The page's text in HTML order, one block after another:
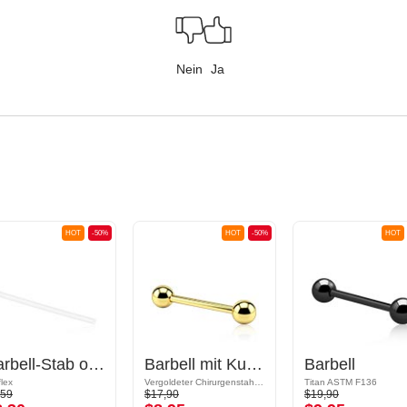
Nein Ja
-50%
HOT
Barbell-Stab ohne Gewinde (Bioflex, mehrere Farben)
-50%
HOT
Barbell mit Kugeln
$17,90
HOT
Barbell
Titan ASTM F136
$19,90